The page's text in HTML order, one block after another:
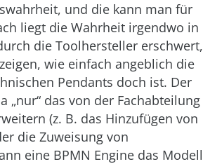
und die kann man für
liegt die Wahrheit irgendwo in
die Toolhersteller erschwert,
wie einfach angeblich die
Pendants doch ist. Der
das von der Fachabteilung
(z. B. das Hinzufügen von
die Zuweisung von
eine BPMN Engine das Modell